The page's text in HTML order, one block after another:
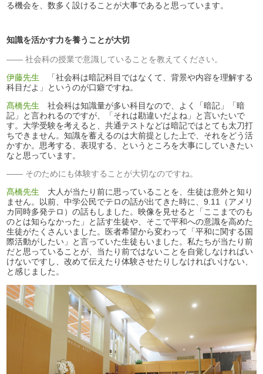
る機会を、数多く設けることが大事であると思っています。
知識を活かす力を養うことが大切
社会科の授業で意識していることを教えてください。
伊藤先生 「社会科は暗記科目ではなくて、背景や内容を理解する
科目だよ」というのが口癖ですね。
髙橋先生 社会科は知識量が多い科目なので、よく「暗記」「暗
記」と言われるのですが、「それは勘違いだよね」と言いたいで
す。大学受験を考えると、共通テストなどは暗記ではとても太刀打
ちできません。知識を蓄えるのは大前提とした上で、それをどう活
かすか。思考する、表現する、というところを大事にしていきたい
なと思っています。
そのためにも体験することが大切なのですね。
髙橋先生 大人が当たり前に思っていることを、生徒は意外と知り
ません。以前、中学公民でテロの話が出てきた時に、9.11（アメリ
カ同時多発テロ）の話もしました。映像を見せると「ここまでのも
のとは知らなかった」と話す生徒や、そこで平和への意識を高めた
生徒がたくさんいました。医者希望から変わって「平和に関する国
際活動がしたい」と言っていた生徒もいました。私たちが当たり前
だと思っていることが、当たり前ではないことを自覚しなければい
けないですし、改めて伝えたり体験させたりしなければいけない、
と感じました。